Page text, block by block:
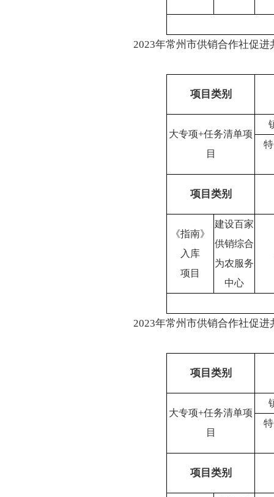
2023年常州市供销合作社促
项目类别
大专项+任务清单项
目
项目类别
《指南》
入库
项目
建设百家
供销综合
为农服务
中心
2023年常州市供销合作社促
项目类别
大专项+任务清单项
目
项目类别